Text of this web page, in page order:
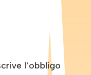
l’obbligo